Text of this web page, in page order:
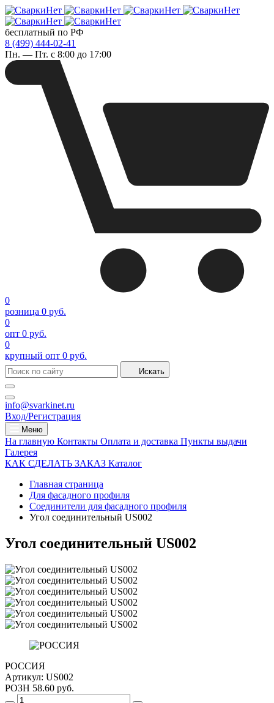
бесплатный по РФ
8 (499) 444-02-41
Пн. — Пт. с 8:00 до 17:00
0
розница 0 руб.
0
опт 0 руб.
0
крупный опт 0 руб.
Искать
info@svarkinet.ru
Вход/Регистрация
Меню
На главную Контакты Оплата и доставка Пункты выдачи
Галерея
КАК СДЕЛАТЬ ЗАКАЗ Каталог
Главная страница
Для фасадного профиля
Соединители для фасадного профиля
Угол соединительный US002
Угол соединительный US002
РОССИЯ
Артикул: US002
РОЗН 58.60 руб.